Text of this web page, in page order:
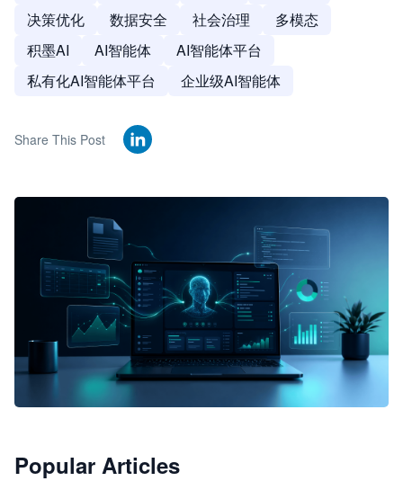
决策优化
数据安全 社会治理
多模态
积墨AI
AI智能体
AI智能体平台
私有化AI智能体平台
企业级AI智能体
Share This Post
JimoClaw 桌面 AI Agent 工作台
Popular Articles